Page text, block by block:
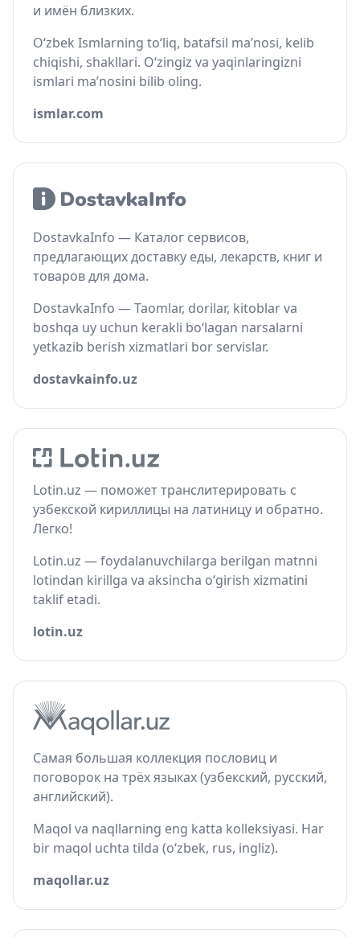
и имён близких.
O‘zbek Ismlarning to‘liq, batafsil ma’nosi, kelib
chiqishi, shakllari. O‘zingiz va yaqinlaringizni
ismlari ma’nosini bilib oling.
ismlar.com
DostavkaInfo — Каталог сервисов,
предлагающих доставку еды, лекарств, книг и
товаров для дома.
DostavkaInfo — Taomlar, dorilar, kitoblar va
boshqa uy uchun kerakli bo‘lagan narsalarni
yetkazib berish xizmatlari bor servislar.
dostavkainfo.uz
Lotin.uz — поможет транслитерировать с
узбекской кириллицы на латиницу и обратно.
Легко!
Lotin.uz — foydalanuvchilarga berilgan matnni
lotindan kirillga va aksincha o‘girish xizmatini
taklif etadi.
lotin.uz
Самая большая коллекция пословиц и
поговорок на трёх языках (узбекский, русский,
английский).
Maqol va naqllarning eng katta kolleksiyasi. Har
bir maqol uchta tilda (o‘zbek, rus, ingliz).
maqollar.uz